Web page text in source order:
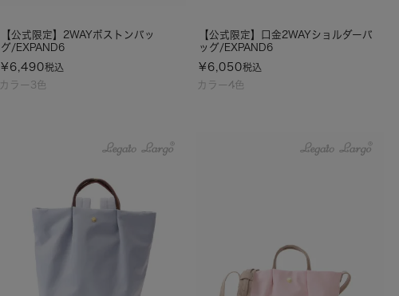
カラー3色
【公式限定】2WAYボストンバッ
グ/EXPAND6
¥ 6,490税込
カラー4色
【公式限定】口金2WAYショルダーバ
ッグ/EXPAND6
¥ 6,050税込